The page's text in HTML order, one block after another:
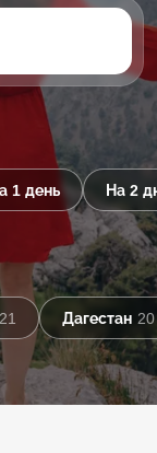
1 день На 2
21 Дагестан 20